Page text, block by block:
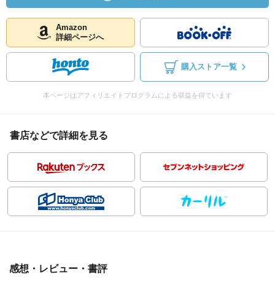
Amazon
詳細ページへ
購入ストア一覧
本ページはアフィリエイトプログラムによる収益を得ています
書店などで詳細を見る
感想・レビュー・書評